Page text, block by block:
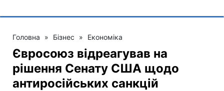
Головна » Бізнес » Економіка
Євросоюз відреагував на
рішення Сенату США щодо
антиросійських санкцій